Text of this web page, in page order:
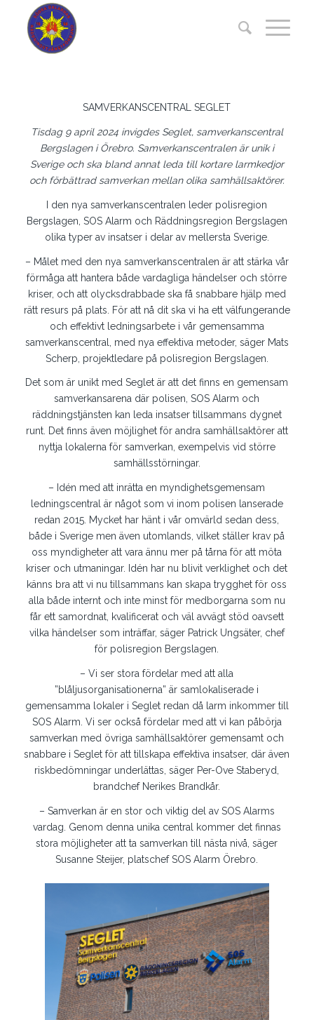
SAMVERKANSCENTRAL SEGLET
Tisdag 9 april 2024 invigdes Seglet, samverkanscentral
Bergslagen i Örebro. Samverkanscentralen är unik i
Sverige och ska bland annat leda till kortare larmkedjor
och förbättrad samverkan mellan olika samhällsaktörer.
I den nya samverkanscentralen leder polisregion
Bergslagen, SOS Alarm och Räddningsregion Bergslagen
olika typer av insatser i delar av mellersta Sverige.
– Målet med den nya samverkanscentralen är att stärka vår
förmåga att hantera både vardagliga händelser och större
kriser, och att olycksdrabbade ska få snabbare hjälp med
rätt resurs på plats. För att nå dit ska vi ha ett välfungerande
och effektivt ledningsarbete i vår gemensamma
samverkanscentral, med nya effektiva metoder, säger Mats
Scherp, projektledare på polisregion Bergslagen.
Det som är unikt med Seglet är att det finns en gemensam
samverkansarena där polisen, SOS Alarm och
räddningstjänsten kan leda insatser tillsammans dygnet
runt. Det finns även möjlighet för andra samhällsaktörer att
nyttja lokalerna för samverkan, exempelvis vid större
samhällsstörningar.
– Idén med att inrätta en myndighetsgemensam
ledningscentral är något som vi inom polisen lanserade
redan 2015. Mycket har hänt i vår omvärld sedan dess,
både i Sverige men även utomlands, vilket ställer krav på
oss myndigheter att vara ännu mer på tårna för att möta
kriser och utmaningar. Idén har nu blivit verklighet och det
känns bra att vi nu tillsammans kan skapa trygghet för oss
alla både internt och inte minst för medborgarna som nu
får ett samordnat, kvalificerat och väl avvägt stöd oavsett
vilka händelser som inträffar, säger Patrick Ungsäter, chef
för polisregion Bergslagen.
– Vi ser stora fördelar med att alla
”blåljusorganisationerna” är samlokaliserade i
gemensamma lokaler i Seglet redan då larm inkommer till
SOS Alarm. Vi ser också fördelar med att vi kan påbörja
samverkan med övriga samhällsaktörer gemensamt och
snabbare i Seglet för att tillskapa effektiva insatser, där även
riskbedömningar underlättas, säger Per-Ove Staberyd,
brandchef Nerikes Brandkår.
– Samverkan är en stor och viktig del av SOS Alarms
vardag. Genom denna unika central kommer det finnas
stora möjligheter att ta samverkan till nästa nivå, säger
Susanne Steijer, platschef SOS Alarm Örebro.